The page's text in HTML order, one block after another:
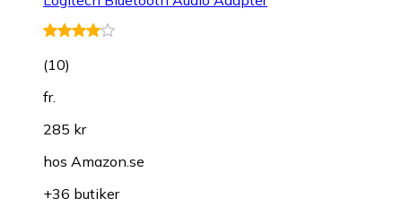
(10)
fr.
285 kr
hos Amazon.se
+36 butiker